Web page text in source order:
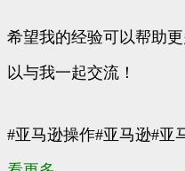
希望我的经验可以帮助
以与我一起交流！
#亚马逊操作#亚马逊#亚